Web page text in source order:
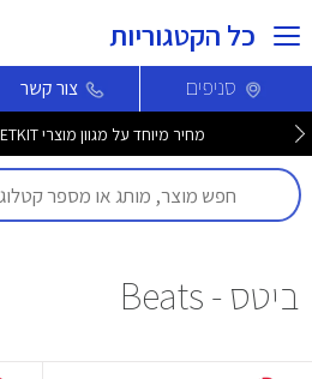
כל הקטגוריות
סניפים צור קשר
מחיר מיוחד על מגוון מוצרי PETKIT לחברי מועדון >>
ביטס - Beats